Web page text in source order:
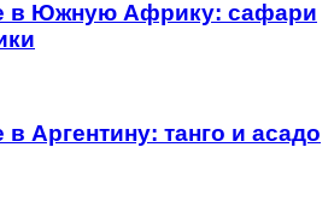
в Южную Африку: сафари
Аргентину: танго и асадо